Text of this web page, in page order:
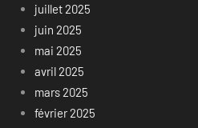
juillet 2025
juin 2025
mai 2025
avril 2025
mars 2025
février 2025